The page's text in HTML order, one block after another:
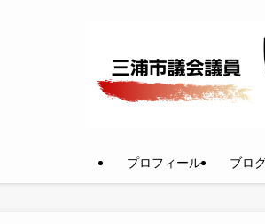
プロフィール ブロ